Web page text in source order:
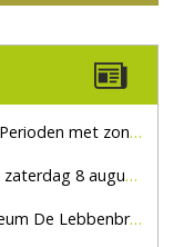
met zon en droog
marktplein Haaksbergen
De Lebbenbrugge